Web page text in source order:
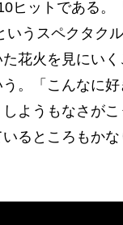
ヒットである。
うスペクタク
花火を見にい
。「こんなに
ようもなさが
るところもか